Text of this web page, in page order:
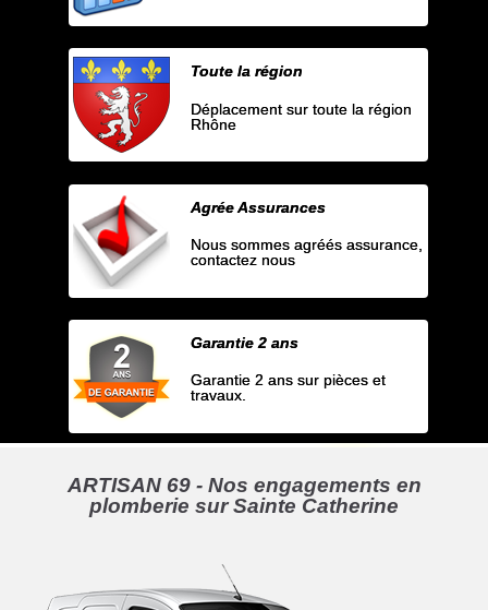
Toute la région
Déplacement sur toute la région
Rhône
Agrée Assurances
Nous sommes agréés assurance,
contactez nous
Garantie 2 ans
Garantie 2 ans sur pièces et
travaux.
ARTISAN 69 - Nos engagements en
plomberie sur Sainte Catherine